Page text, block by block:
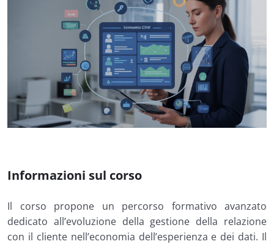
Informazioni sul corso
Il corso propone un percorso formativo avanzato
dedicato all’evoluzione della gestione della relazione
con il cliente nell’economia dell’esperienza e dei dati. Il